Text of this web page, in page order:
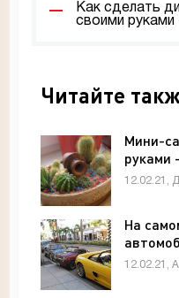
Как сделать
своими руками
Читайте
Мини-
руками
12.02.21,
На
12.02.21,